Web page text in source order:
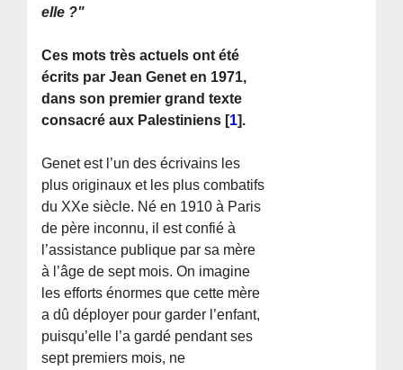
elle ?"
Ces mots très actuels ont été
écrits par Jean Genet en 1971,
dans son premier grand texte
consacré aux Palestiniens [1].
Genet est l’un des écrivains les
plus originaux et les plus combatifs
du XXe siècle. Né en 1910 à Paris
de père inconnu, il est confié à
l’assistance publique par sa mère
à l’âge de sept mois. On imagine
les efforts énormes que cette mère
a dû déployer pour garder l’enfant,
puisqu’elle l’a gardé pendant ses
sept premiers mois, ne